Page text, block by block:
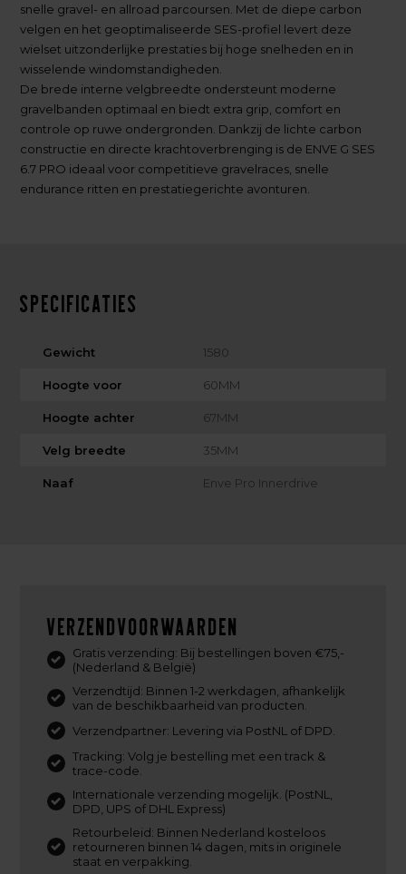
snelle gravel- en allroad parcoursen. Met de diepe carbon
velgen en het geoptimaliseerde SES-profiel levert deze
wielset uitzonderlijke prestaties bij hoge snelheden en in
wisselende windomstandigheden.
De brede interne velgbreedte ondersteunt moderne
gravelbanden optimaal en biedt extra grip, comfort en
controle op ruwe ondergronden. Dankzij de lichte carbon
constructie en directe krachtoverbrenging is de ENVE G SES
6.7 PRO ideaal voor competitieve gravelraces, snelle
endurance ritten en prestatiegerichte avonturen.
Specificaties
Gewicht 1580
Hoogte voor 60MM
Hoogte achter 67MM
Velg breedte 35MM
Naaf Enve Pro Innerdrive
Verzendvoorwaarden
Gratis verzending: Bij bestellingen boven €75,-
(Nederland & België)
Verzendtijd: Binnen 1-2 werkdagen, afhankelijk
van de beschikbaarheid van producten.
Verzendpartner: Levering via PostNL of DPD.
Tracking: Volg je bestelling met een track &
trace-code.
Internationale verzending mogelijk. (PostNL,
DPD, UPS of DHL Express)
Retourbeleid: Binnen Nederland kosteloos
retourneren binnen 14 dagen, mits in originele
staat en verpakking.